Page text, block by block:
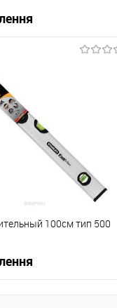
100см тип 500